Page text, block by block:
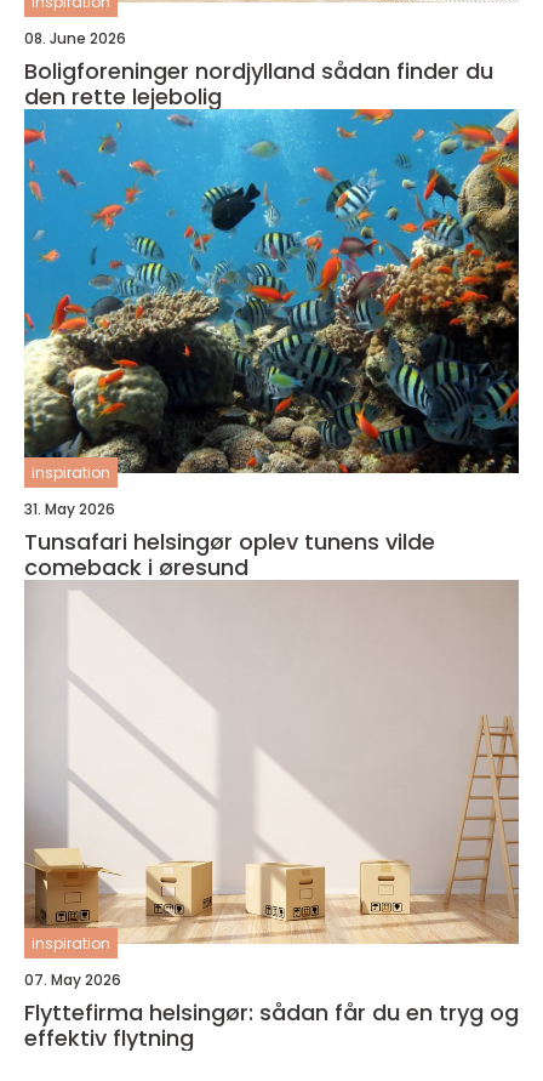
08. June 2026
Boligforeninger nordjylland sådan finder du
den rette lejebolig
inspiration
31. May 2026
Tunsafari helsingør oplev tunens vilde
comeback i øresund
inspiration
07. May 2026
Flyttefirma helsingør: sådan får du en tryg og
effektiv flytning